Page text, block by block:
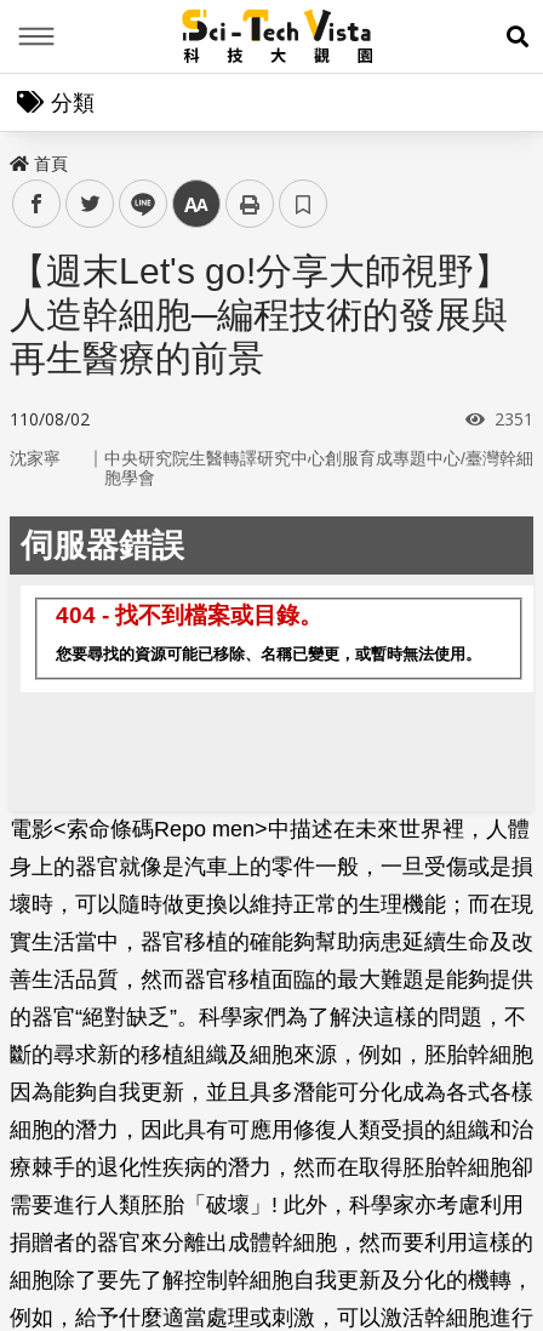
展
分類
首頁
facebooktwitter line 中
【週末Let's go!分享大師視野】
人造幹細胞─編程技術的發展與
再生醫療的前景
110/08/02 瀏覽
2351
沈家寧 ｜ 中央研究院生醫轉譯研究中心創服育成專題中心/臺灣幹細
胞學會
電影<索命條碼Repo men>中描述在未來世界裡，人體
身上的器官就像是汽車上的零件一般，一旦受傷或是損
壞時，可以隨時做更換以維持正常的生理機能；而在現
實生活當中，器官移植的確能夠幫助病患延續生命及改
善生活品質，然而器官移植面臨的最大難題是能夠提供
的器官“絕對缺乏”。科學家們為了解決這樣的問題，不
斷的尋求新的移植組織及細胞來源，例如，胚胎幹細胞
因為能夠自我更新，並且具多潛能可分化成為各式各樣
細胞的潛力，因此具有可應用修復人類受損的組織和治
療棘手的退化性疾病的潛力，然而在取得胚胎幹細胞卻
需要進行人類胚胎「破壞」! 此外，科學家亦考慮利用
捐贈者的器官來分離出成體幹細胞，然而要利用這樣的
細胞除了要先了解控制幹細胞自我更新及分化的機轉，
例如，給予什麼適當處理或刺激，可以激活幹細胞進行